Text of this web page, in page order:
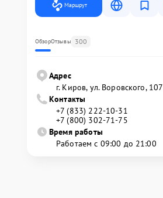
Маршрут
ОбзорОтзывы 300
Адрес
г. Киров, ул. Воровского, 107
Контакты
+7 (833) 222-10-31
+7 (800) 302-71-75
Время работы
Работаем с 09:00 до 21:00